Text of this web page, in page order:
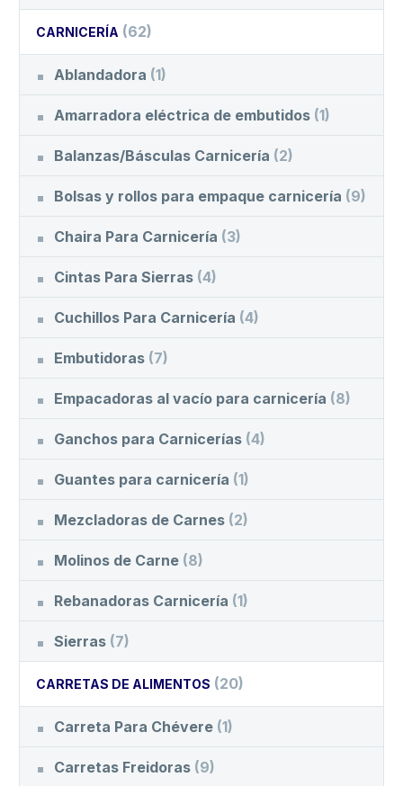
CARNICERÍA (62)
Ablandadora (1)
Amarradora eléctrica de embutidos (1)
Balanzas/Básculas Carnicería (2)
Bolsas y rollos para empaque carnicería (9)
Chaira Para Carnicería (3)
Cintas Para Sierras (4)
Cuchillos Para Carnicería (4)
Embutidoras (7)
Empacadoras al vacío para carnicería (8)
Ganchos para Carnicerías (4)
Guantes para carnicería (1)
Mezcladoras de Carnes (2)
Molinos de Carne (8)
Rebanadoras Carnicería (1)
Sierras (7)
CARRETAS DE ALIMENTOS (20)
Carreta Para Chévere (1)
Carretas Freidoras (9)